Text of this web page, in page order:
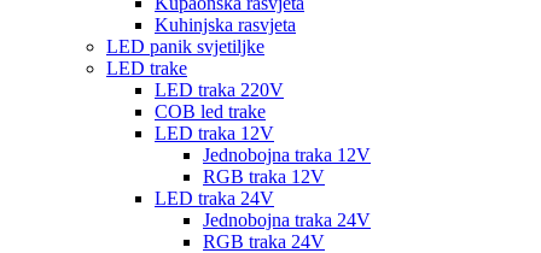
Kuhinjska rasvjeta
LED panik svjetiljke
LED trake
LED traka 220V
COB led trake
LED traka 12V
Jednobojna traka 12V
RGB traka 12V
LED traka 24V
Jednobojna traka 24V
RGB traka 24V